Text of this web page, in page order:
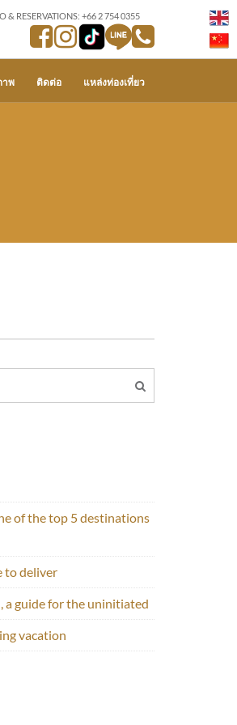
& RESERVATIONS: +66 2 754 0355
าพ ติดต่อ แหล่งท่องเที่ยว
of the top 5 destinations
to deliver
a guide for the uninitiated
vacation